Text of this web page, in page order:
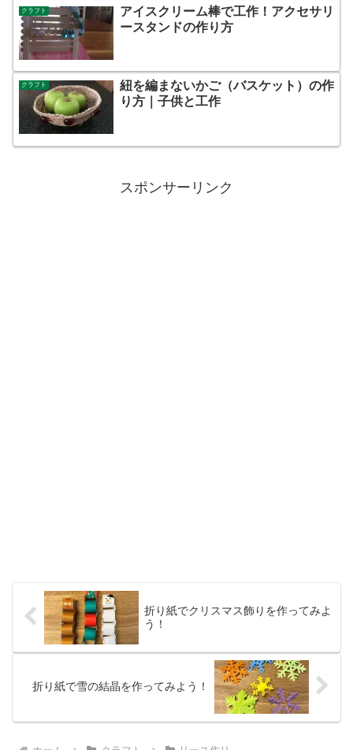
クラフト
アイスクリーム棒で工作！アクセサリ
ースタンドの作り方
クラフト
紐を編まないかご（バスケット）の作
り方｜子供と工作
スポンサーリンク
折り紙でクリスマス飾りを作ってみよ
う！
折り紙で雪の結晶を作ってみよう！